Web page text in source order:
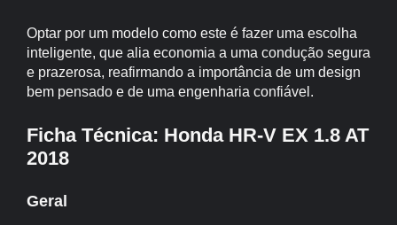
Optar por um modelo como este é fazer uma escolha
inteligente, que alia economia a uma condução segura
e prazerosa, reafirmando a importância de um design
bem pensado e de uma engenharia confiável.
Ficha Técnica: Honda HR-V EX 1.8 AT
2018
Geral